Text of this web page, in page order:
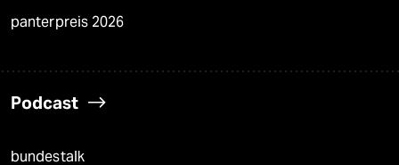
panterpreis 2026
Podcast
bundestalk